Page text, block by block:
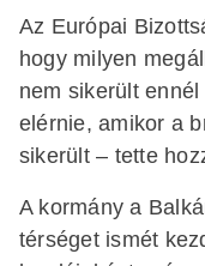
Az Európai
hogy milyen
nem sikerült
elérnie, amikor a
sikerült – tette
A kormány a
térséget ismét